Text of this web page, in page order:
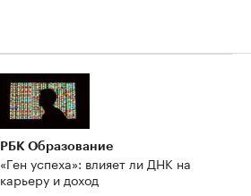
РБК Образование
«Ген успеха»: влияет ли ДНК на
карьеру и доход